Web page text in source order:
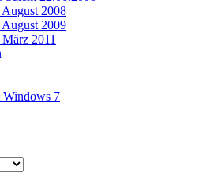
2008
2009
2011
Windows 7